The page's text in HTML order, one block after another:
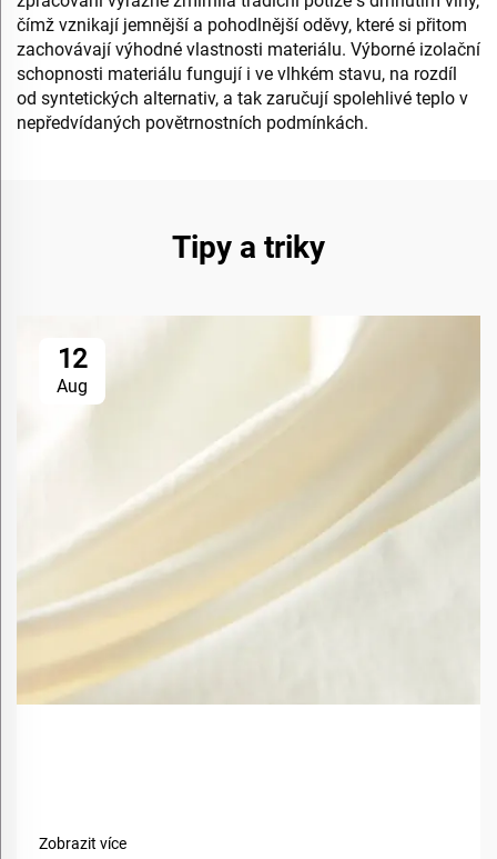
čímž vznikají jemnější a pohodlnější oděvy, které si přitom
zachovávají výhodné vlastnosti materiálu. Výborné izolační
schopnosti materiálu fungují i ve vlhkém stavu, na rozdíl
od syntetických alternativ, a tak zaručují spolehlivé teplo v
nepředvídaných povětrnostních podmínkách.
Tipy a triky
12
Aug
Zobrazit více